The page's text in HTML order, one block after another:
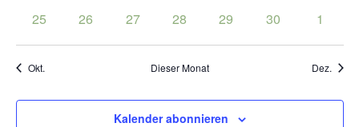
0
25
0
26
0
27
0
28
0
29
0
30
0
1
Okt. Dieser Monat Dez.
Kalender abonnieren